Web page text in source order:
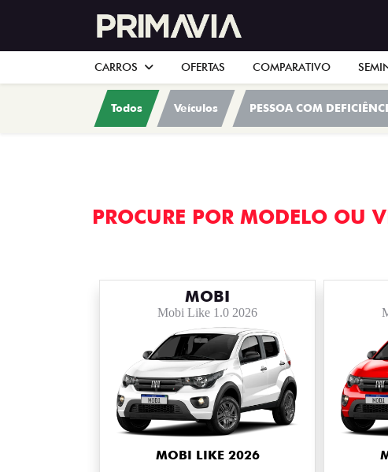
CARROS OFERTAS COMPARATIVO
Todos Veículos PESSOA COM
PROCURE POR MODELO OU
MOBI
Mobi Like 1.0 2026
MOBI LIKE 2026